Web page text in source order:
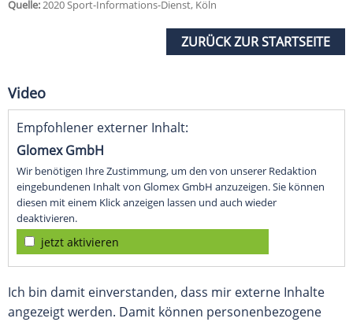
Quelle:2020 Sport-Informations-Dienst, Köln
ZURÜCK ZUR STARTSEITE
Video
Empfohlener externer Inhalt:
Glomex GmbH
Wir benötigen Ihre Zustimmung, um den von unserer Redaktion
eingebundenen Inhalt von Glomex GmbH anzuzeigen. Sie können
diesen mit einem Klick anzeigen lassen und auch wieder
deaktivieren.
jetzt aktivieren
Ich bin damit einverstanden, dass mir externe Inhalte
angezeigt werden. Damit können personenbezogene